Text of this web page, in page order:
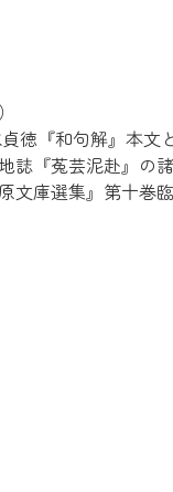
徳『和句解』本文
誌『菟芸泥赴』の
文庫選集』第十巻